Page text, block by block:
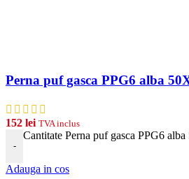
Perna puf gasca PPG6 alba
152 lei TVA inclus
-
Cantitate Perna puf gasca PPG6
Adauga in cos